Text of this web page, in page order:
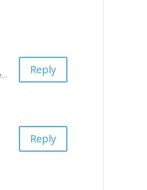
Reply
Reply